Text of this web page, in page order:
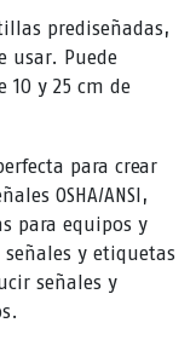
prediseñadas,
usar. Puede
y 25 cm de
para crear
OSHA/ANSI,
para equipos y
y etiquetas
señales y